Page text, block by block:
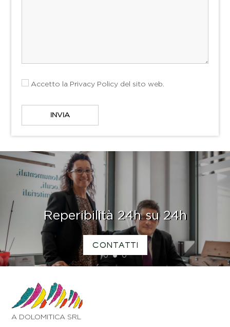
Accetto la Privacy Policy del sito web.
1 2 3
Reperibilità 24h su 24h
CONTATTI
A DOLOMITICA SRL